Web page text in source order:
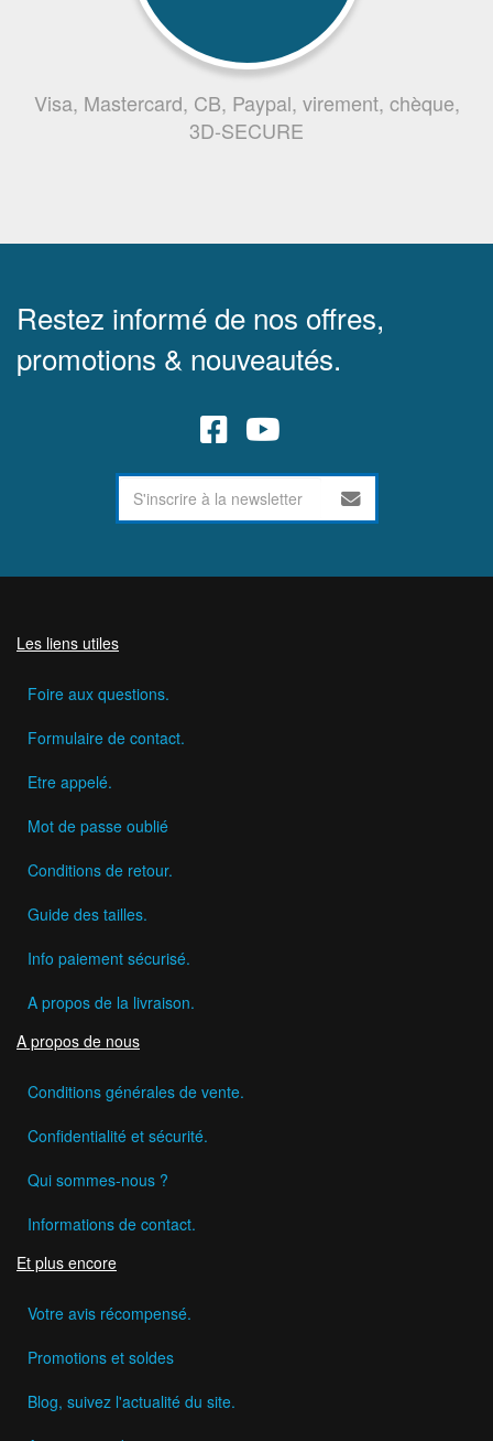
Visa, Mastercard, CB, Paypal, virement, chèque,
3D-SECURE
Restez informé de nos offres,
promotions & nouveautés.
Les liens utiles
Foire aux questions.
Formulaire de contact.
Etre appelé.
Mot de passe oublié
Conditions de retour.
Guide des tailles.
Info paiement sécurisé.
A propos de la livraison.
A propos de nous
Conditions générales de vente.
Confidentialité et sécurité.
Qui sommes-nous ?
Informations de contact.
Et plus encore
Votre avis récompensé.
Promotions et soldes
Blog, suivez l'actualité du site.